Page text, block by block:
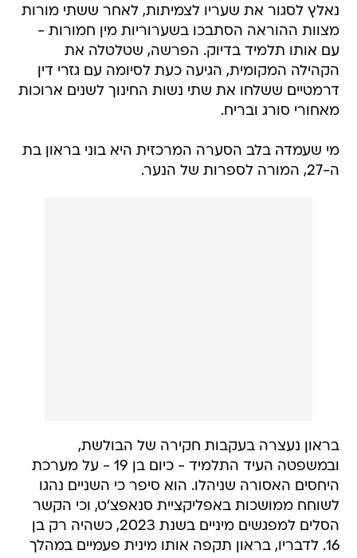
נאלץ לסגור את שעריו לצמיתות, לאחר ששתי מורות
מצוות ההוראה הסתבכו בשערוריות מין חמורות -
עם אותו תלמיד בדיוק. הפרשה, שטלטלה את
הקהילה המקומית, הגיעה כעת לסיומה עם גזרי דין
דרמטיים ששלחו את שתי נשות החינוך לשנים ארוכות
מאחורי סורג ובריח.
מי שעמדה בלב הסערה המרכזית היא בוני בראון בת
ה-27, המורה לספרות של הנער.
בראון נעצרה בעקבות חקירה של הבולשת,
ובמשפטה העיד התלמיד - כיום בן 19 - על מערכת
היחסים האסורה שניהלו. הוא סיפר כי השניים נהגו
לשוחח ממושכות באפליקציית סנאפצ'ט, וכי הקשר
הסלים למפגשים מיניים בשנת 2023, כשהיה רק בן
16. לדבריו, בראון תקפה אותו מינית פעמיים במהלך